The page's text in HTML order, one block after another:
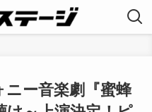
ー音楽劇『蜜蜂